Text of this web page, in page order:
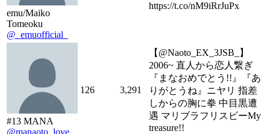
emu/Maiko
Tomeoku
@_emuofficial_
https://t.co/nM9iRrJuPx
#13 MANA
@manaoto_love
126 3,291
【@Naoto_EX_3JSB_】
2006~ 直人から恋人繋ぎ
『まなおめでとう!!』『あ
りがとうね』ニヤリ 指差
しからの胸に拳 中目黒遭
遇 マリブラフリスビーMy
treasure!!